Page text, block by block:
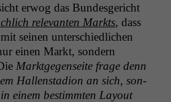
erwog das Bun­des­gericht
rel­e­van­ten Mark­ts, dass
seinen unter­schiedlichen
einen Markt, son­dern
Mark­t­ge­gen­seite frage denn
Hal­len­sta­dion an sich, son­
einem bes­timmten Lay­out